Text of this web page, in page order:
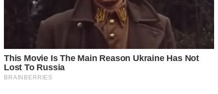
จราจรบนถนนเกิดติดขัดขึ้นมาได้
3 จอดรถหันหน้าออก